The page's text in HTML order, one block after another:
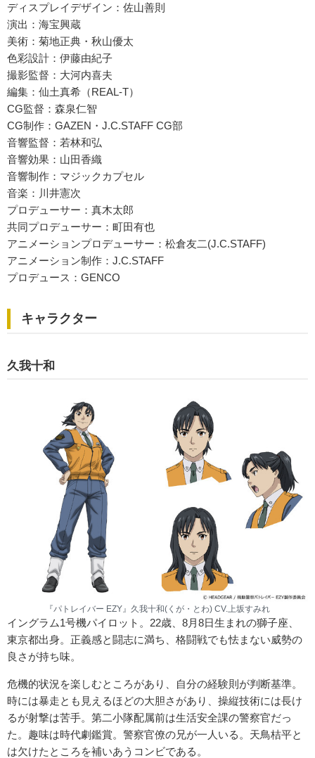
ディスプレイデザイン：佐山善則
演出：海宝興蔵
美術：菊地正典・秋山優太
色彩設計：伊藤由紀子
撮影監督：大河内喜夫
編集：仙土真希（REAL-T）
CG監督：森泉仁智
CG制作：GAZEN・J.C.STAFF CG部
音響監督：若林和弘
音響効果：山田香織
音響制作：マジックカプセル
音楽：川井憲次
プロデューサー：真木太郎
共同プロデューサー：町田有也
アニメーションプロデューサー：松倉友二(J.C.STAFF)
アニメーション制作：J.C.STAFF
プロデュース：GENCO
キャラクター
久我十和
『パトレイバー EZY』久我十和(くが・とわ) CV.上坂すみれ
イングラム1号機パイロット。22歳、8月8日生まれの獅子座、
東京都出身。正義感と闘志に満ち、格闘戦でも怯まない威勢の
良さが持ち味。
危機的状況を楽しむところがあり、自分の経験則が判断基準。
時には暴走とも見えるほどの大胆さがあり、操縦技術には長け
るが射撃は苦手。第二小隊配属前は生活安全課の警察官だっ
た。趣味は時代劇鑑賞。警察官僚の兄が一人いる。天鳥桔平と
は欠けたところを補いあうコンビである。